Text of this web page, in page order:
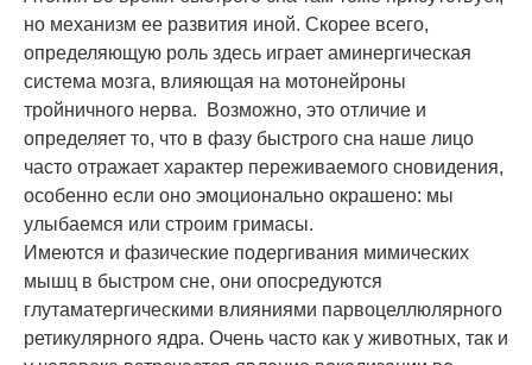
но механизм ее развития иной. Скорее всего,
определяющую роль здесь играет аминергическая
система мозга, влияющая на мотонейроны
тройничного нерва. Возможно, это отличие и
определяет то, что в фазу быстрого сна наше лицо
часто отражает характер переживаемого сновидения,
особенно если оно эмоционально окрашено: мы
улыбаемся или строим гримасы.
Имеются и фазические подергивания мимических
мышц в быстром сне, они опосредуются
глутаматергическими влияниями парвоцеллюлярного
ретикулярного ядра. Очень часто как у животных, так и